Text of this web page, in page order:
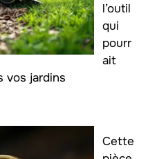
l’outil
qui
pourr
ait
vos jardins
Cette